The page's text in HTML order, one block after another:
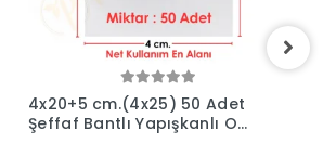
4x20+5 cm.(4x25) 50 Adet
Şeffaf Bantlı Yapışkanlı OPP